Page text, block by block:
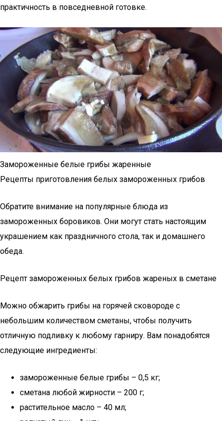
практичность в повседневной готовке.
Замороженные белые грибы жаренные
Рецепты приготовления белых замороженных грибов
Обратите внимание на популярные блюда из
замороженных боровиков. Они могут стать настоящим
украшением как праздничного стола, так и домашнего
обеда.
Рецепт замороженных белых грибов жареных в сметане
Можно обжарить грибы на горячей сковороде с
небольшим количеством сметаны, чтобы получить
отличную подливку к любому гарниру. Вам понадобятся
следующие ингредиенты:
замороженные белые грибы – 0,5 кг;
сметана любой жирности – 200 г;
растительное масло – 40 мл;